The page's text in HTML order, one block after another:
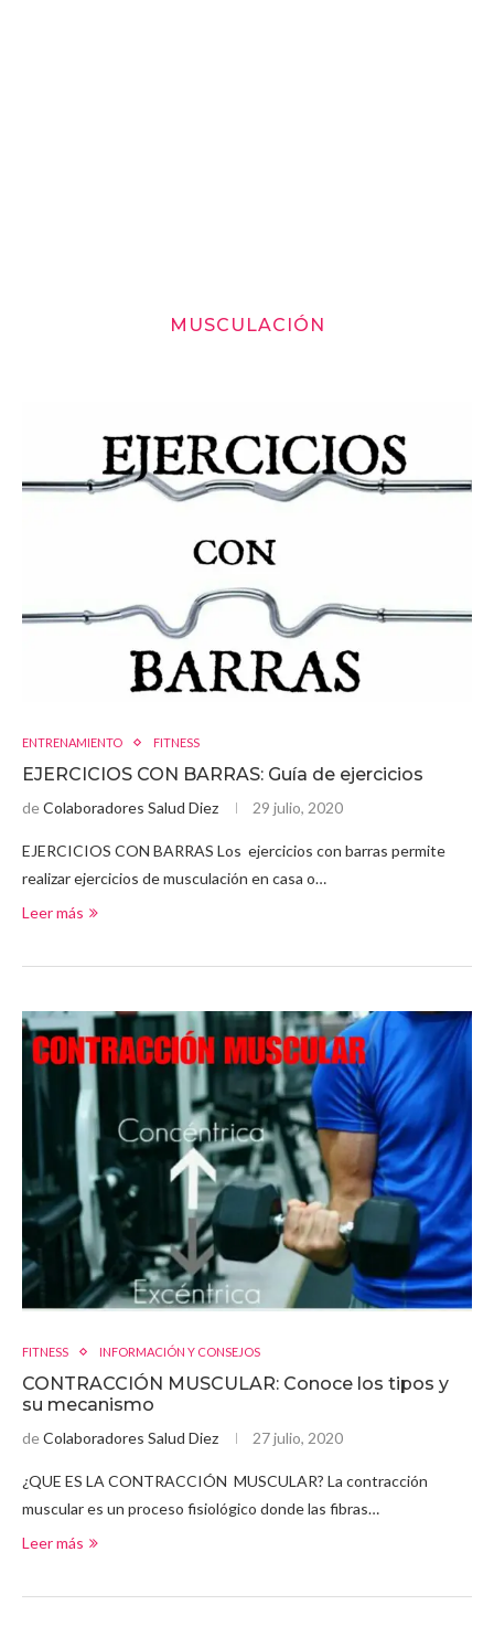
MUSCULACIÓN
ENTRENAMIENTO FITNESS
EJERCICIOS CON BARRAS: Guía de ejercicios
deColaboradores Salud Diez 29 julio, 2020
EJERCICIOS CON BARRAS Los ejercicios con barras permite
realizar ejercicios de musculación en casa o…
Leer más
FITNESS INFORMACIÓN Y CONSEJOS
CONTRACCIÓN MUSCULAR: Conoce los tipos y
su mecanismo
deColaboradores Salud Diez 27 julio, 2020
¿QUE ES LA CONTRACCIÓN MUSCULAR? La contracción
muscular es un proceso fisiológico donde las fibras…
Leer más